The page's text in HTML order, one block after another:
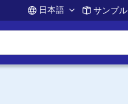
Account
日本語 サンプル